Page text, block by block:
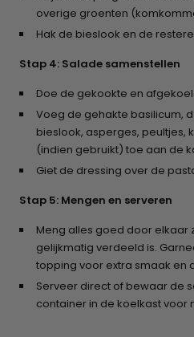
overige groenten
Hak de bieslook en de
Stap 4: Salade samenstellen
Doe de gekookte en
Voeg de gehakte basilicum,
bieslook, asperges, peultjes,
(indien gebruikt) toe aan de
Giet de dressing over de
Stap 5: Mengen en serveren
Meng alles goed door elkaar
gelijkmatig verdeeld is.
topping voor extra smaak en
Serveer direct of bewaar de
container in de koelkast voor